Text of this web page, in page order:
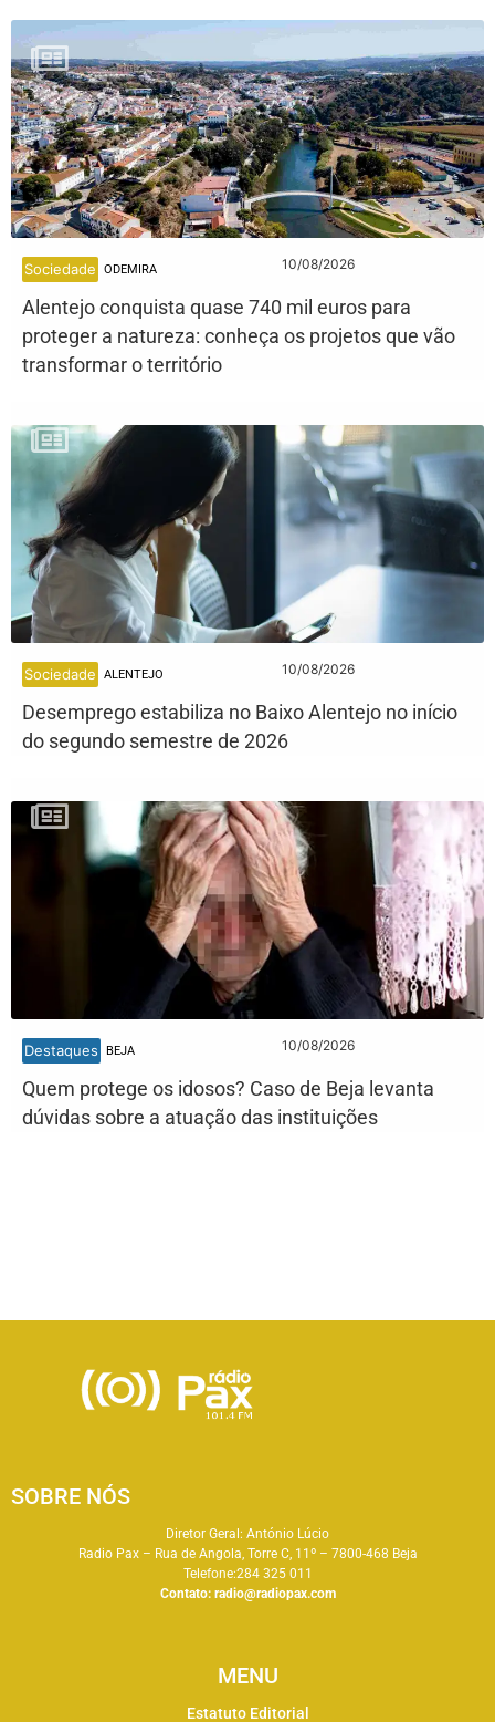
Sociedade ODEMIRA 10/08/2026
Alentejo conquista quase 740 mil euros para
proteger a natureza: conheça os projetos que vão
transformar o território
Sociedade ALENTEJO 10/08/2026
Desemprego estabiliza no Baixo Alentejo no início
do segundo semestre de 2026
Destaques BEJA 10/08/2026
Quem protege os idosos? Caso de Beja levanta
dúvidas sobre a atuação das instituições
SOBRE NÓS
Diretor Geral: António Lúcio
Radio Pax – Rua de Angola, Torre C, 11º – 7800-468 Beja
Telefone:284 325 011
Contato: radio@radiopax.com
MENU
Estatuto Editorial